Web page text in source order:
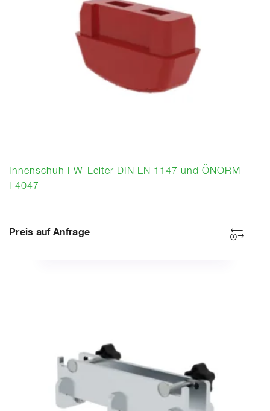
Innenschuh FW-Leiter DIN EN 1147 und ÖNORM
F4047
Preis auf Anfrage